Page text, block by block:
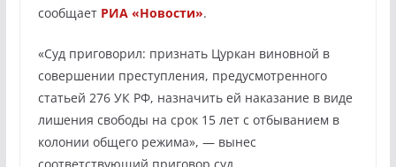
сообщает РИА «Новости».
«Суд приговорил: признать Цуркан виновной в
совершении преступления, предусмотренного
статьей 276 УК РФ, назначить ей наказание в виде
лишения свободы на срок 15 лет с отбыванием в
колонии общего режима», — вынес